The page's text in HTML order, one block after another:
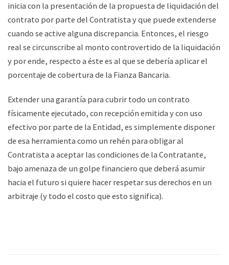
inicia con la presentación de la propuesta de liquidación del
contrato por parte del Contratista y que puede extenderse
cuando se active alguna discrepancia. Entonces, el riesgo
real se circunscribe al monto controvertido de la liquidación
y por ende, respecto a éste es al que se debería aplicar el
porcentaje de cobertura de la Fianza Bancaria.
Extender una garantía para cubrir todo un contrato
físicamente ejecutado, con recepción emitida y con uso
efectivo por parte de la Entidad, es simplemente disponer
de esa herramienta como un rehén para obligar al
Contratista a aceptar las condiciones de la Contratante,
bajo amenaza de un golpe financiero que deberá asumir
hacia el futuro si quiere hacer respetar sus derechos en un
arbitraje (y todo el costo que esto significa).